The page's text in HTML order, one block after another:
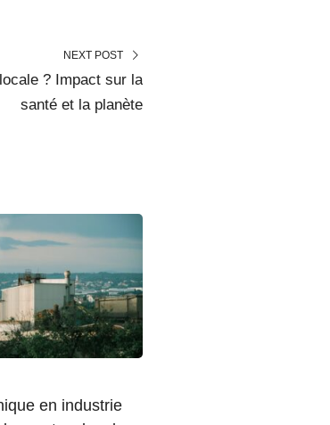
NEXT POST
? Impact sur la
santé et la planète
en industrie